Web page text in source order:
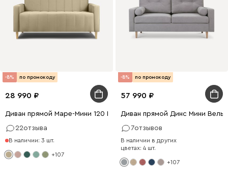
-8% по промокоду
28 990
Диван прямой Маре-Мини 120 Велюр Бежевый
22отзыва
В наличии: 3 шт.
+107
-8% по промокоду
57 990
Диван прямой Динс Мини
7отзывов
В наличии в других
цветах: 4 шт.
+107